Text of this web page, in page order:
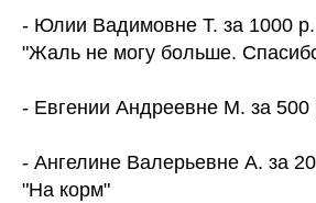
- Юлии Вадимовне Т. за 1000
"Жаль не могу больше.
- Евгении Андреевне М. за 500
- Ангелине Валерьевне А. за
"На корм"